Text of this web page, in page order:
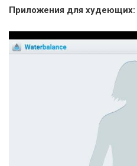
Приложения для худеющих: